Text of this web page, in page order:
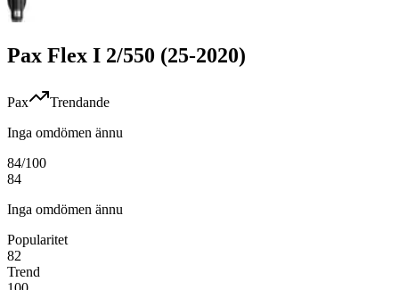
Pax Flex I 2/550 (25-2020)
Pax
Trendande
Inga omdömen ännu
84/100
84
Inga omdömen ännu
Popularitet
82
Trend